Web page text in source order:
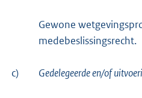
Gewone
medebeslissingsrecht.
c) Gedelegeerde en/of